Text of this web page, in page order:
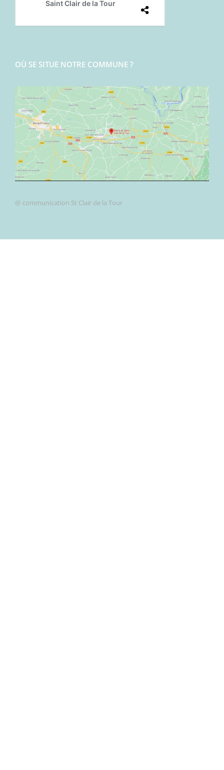
OÙ SE SITUE NOTRE COMMUNE ?
@ communication St Clair de la Tour